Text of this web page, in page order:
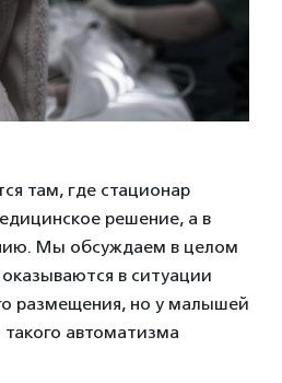
там, где стационар
решение, а в
Мы обсуждаем в целом
в ситуации
размещения, но у малышей
автоматизма